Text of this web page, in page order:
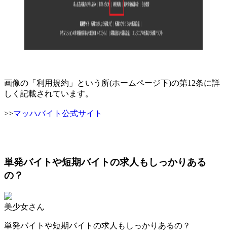
画像の「利用規約」という所(ホームページ下)の第12条に詳
しく記載されています。
>>マッハバイト公式サイト
単発バイトや短期バイトの求人もしっかりある
の？
美少女さん
単発バイトや短期バイトの求人もしっかりあるの？